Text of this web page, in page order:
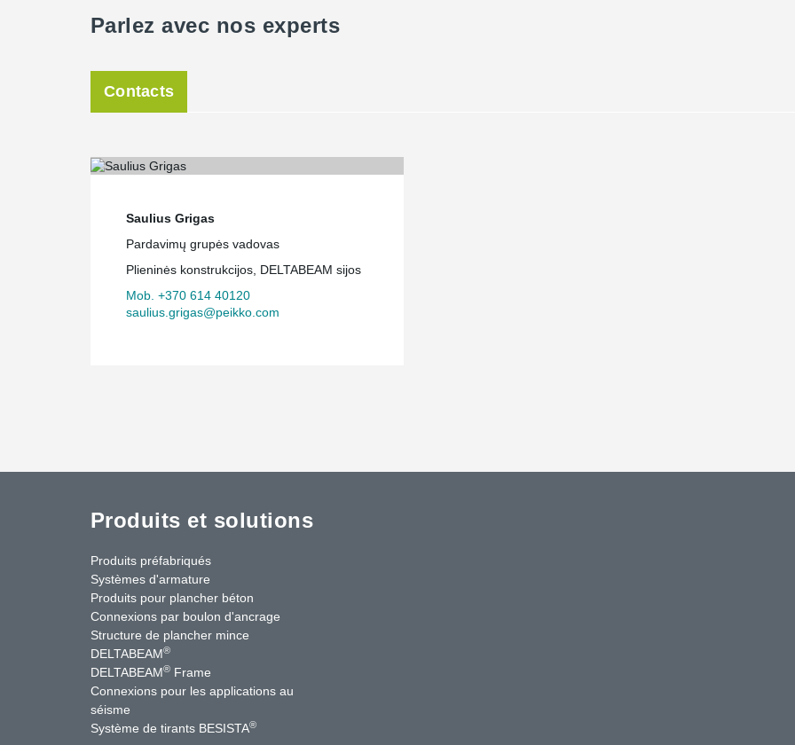
Parlez avec nos experts
Contacts
Saulius Grigas
Pardavimų grupės vadovas
Plieninės konstrukcijos, DELTABEAM sijos
Mob. +370 614 40120
saulius.grigas@peikko.com
Produits et solutions
Produits préfabriqués
Systèmes d'armature
Produits pour plancher béton
Connexions par boulon d'ancrage
Structure de plancher mince
DELTABEAM®
DELTABEAM® Frame
Connexions pour les applications au
séisme
Système de tirants BESISTA®
Contactez-nous